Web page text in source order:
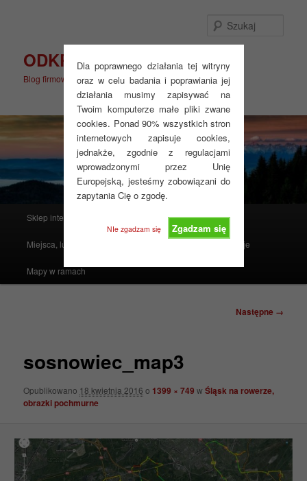
Dla poprawnego działania tej witryny
oraz w celu badania i poprawiania jej
działania musimy zapisywać na
Twoim komputerze małe pliki zwane
cookies. Ponad 90% wszystkich stron
internetowych zapisuje cookies,
jednakże, zgodnie z regulacjami
wprowadzonymi przez Unię
Europejską, jesteśmy zobowiązani do
zapytania Cię o zgodę.
Zgadzam się
NIe zgadzam się
ODKRYJ WIĘCEJ
Blog firmowy
Sklep internetowy Produkty polecane
Miejsca, ludzie, mapy i atlasy Instrukcje
Mapy w ramach
Nawigacja
Następne →
sosnowiec_map3
Opublikowano 18 kwietnia 2016 o 1399 × 749 wŚląsk na rowerze,
obrazki pochmurne